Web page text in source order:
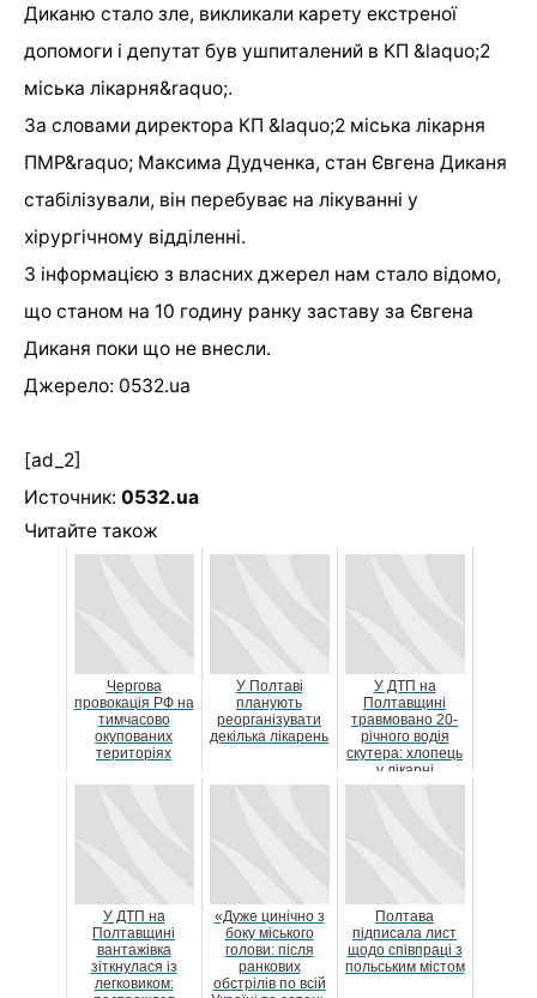
Диканю стало зле, викликали карету екстреної
допомоги і депутат був ушпиталений в КП &laquo;2
міська лікарня&raquo;.
За словами директора КП &laquo;2 міська лікарня
ПМР&raquo; Максима Дудченка, стан Євгена Диканя
стабілізували, він перебуває на лікуванні у
хірургічному відділенні.
З інформацією з власних джерел нам стало відомо,
що станом на 10 годину ранку заставу за Євгена
Диканя поки що не внесли.
Джерело: 0532.ua
[ad_2]
Источник: 0532.ua
Читайте також
Чергова
провокація РФ на
тимчасово
окупованих
територіях
У Полтаві
планують
реорганізувати
декілька лікарень
У ДТП на
Полтавщині
травмовано 20-
річного водія
скутера: хлопець
у лікарні
У ДТП на
Полтавщині
вантажівка
зіткнулася із
легковиком:
«Дуже цинічно з
боку міського
голови: після
ранкових
обстрілів по всій
Полтава
підписала лист
щодо співпраці з
польським містом